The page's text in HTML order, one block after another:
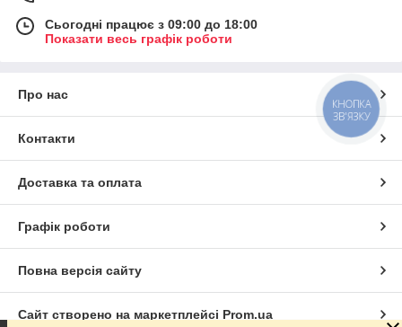
Сьогодні працює з 09:00 до 18:00
Показати весь графік роботи
Про нас
Контакти
Доставка та оплата
Графік роботи
Повна версія сайту
Сайт створено на маркетплейсі Prom.ua
КНОПКА
ЗВ'ЯЗКУ